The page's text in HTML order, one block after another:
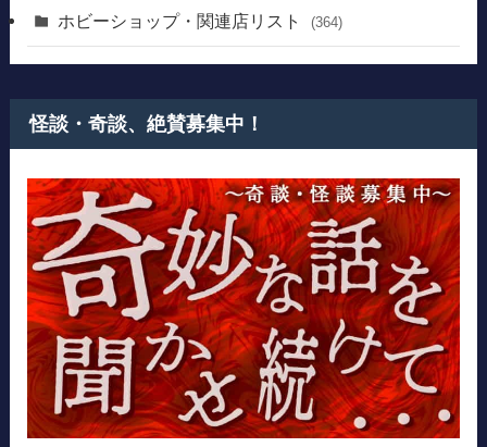
ホビーショップ・関連店リスト (364)
怪談・奇談、絶賛募集中！